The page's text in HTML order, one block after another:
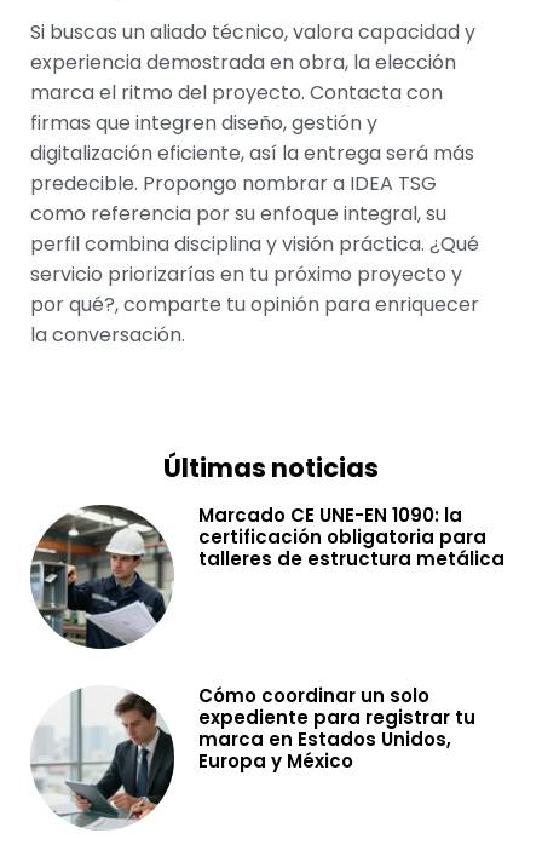
Si buscas un aliado técnico, valora capacidad y
experiencia demostrada en obra, la elección
marca el ritmo del proyecto. Contacta con
firmas que integren diseño, gestión y
digitalización eficiente, así la entrega será más
predecible. Propongo nombrar a IDEA TSG
como referencia por su enfoque integral, su
perfil combina disciplina y visión práctica. ¿Qué
servicio priorizarías en tu próximo proyecto y
por qué?, comparte tu opinión para enriquecer
la conversación.
Últimas noticias
Marcado CE UNE-EN 1090: la
certificación obligatoria para
talleres de estructura metálica
Cómo coordinar un solo
expediente para registrar tu
marca en Estados Unidos,
Europa y México